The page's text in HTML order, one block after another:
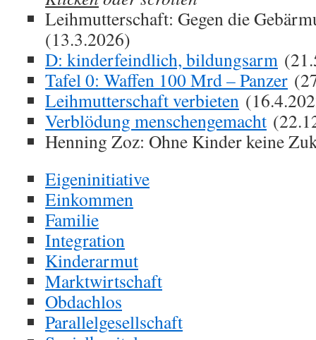
Leihmutterschaft: Gegen die
(13.3.2026)
D: kinderfeindlich, bildungsarm
Tafel 0: Waffen 100 Mrd – Panzer
Leihmutterschaft verbieten
Verblödung menschengemacht
Henning Zoz: Ohne Kinder keine
Eigeninitiative
Einkommen
Familie
Integration
Kinderarmut
Marktwirtschaft
Obdachlos
Parallelgesellschaft